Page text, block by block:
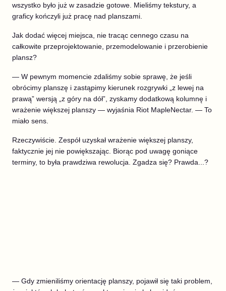
wszystko było już w zasadzie gotowe. Mieliśmy tekstury, a
graficy kończyli już pracę nad planszami.
Jak dodać więcej miejsca, nie tracąc cennego czasu na
całkowite przeprojektowanie, przemodelowanie i przerobienie
plansz?
— W pewnym momencie zdaliśmy sobie sprawę, że jeśli
obrócimy planszę i zastąpimy kierunek rozgrywki „z lewej na
prawą” wersją „z góry na dół”, zyskamy dodatkową kolumnę i
wrażenie większej planszy — wyjaśnia Riot MapleNectar. — To
miało sens.
Rzeczywiście. Zespół uzyskał wrażenie większej planszy,
faktycznie jej nie powiększając. Biorąc pod uwagę goniące
terminy, to była prawdziwa rewolucja. Zgadza się? Prawda...?
— Gdy zmieniliśmy orientację planszy, pojawił się taki problem,